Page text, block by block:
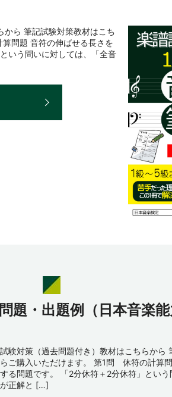
から 筆記試験対策教材はこち
問題 音符の伸ばせる長さを
いう問いに対しては、「全音
題・出題例（日本音楽能
験対策（過去問題付き）教材はこちらから
ご購入いただけます。 第1問 休符の計算
る問題です。 「2分休符＋2分休符」とい
正解と […]